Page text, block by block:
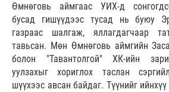
Өмнөговь аймгаас УИХ-д
бусад гишүүдээс тусад нь буюу
газраас шалгаж, яллагдагчаар
тавьсан. Мөн Өмнөговь аймгийн
болон "Тавантолгой" ХК-ийн
уулзахыг хориглох таслан
шүүхээс авсан байдаг. Түүнийг